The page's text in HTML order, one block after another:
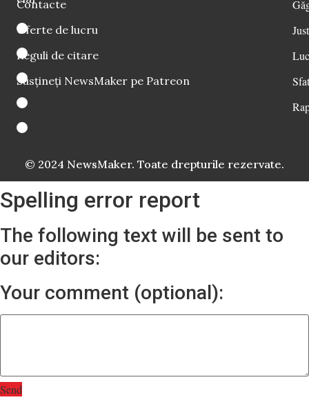
Contacte
Oferte de lucru
Reguli de citare
Susțineți NewsMaker pe Patreon
© 2024 NewsMaker. Toate drepturile rezervate.
Spelling error report
The following text will be sent to
our editors:
Your comment (optional):
Send